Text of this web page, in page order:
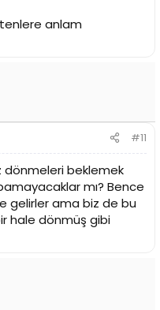
anlam
#11
dönmeleri beklemek
mı? Bence
gelirler ama biz de bu
hale dönmüş gibi